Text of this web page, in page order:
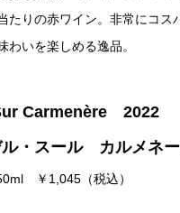
たりの赤ワイン。非常にコス
わいを楽しめる逸品。
Carmenère 2022
ル・スール カルメネ
￥1,045（税込）